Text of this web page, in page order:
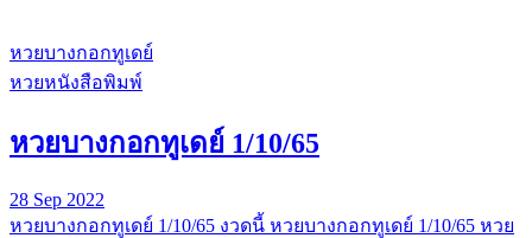
หวยบางกอกทูเดย์
หวยหนังสือพิมพ์
หวยบางกอกทูเดย์ 1/10/65
28 Sep 2022
หวยบางกอกทูเดย์ 1/10/65 งวดนี้ หวยบางกอกทูเดย์ 1/10/65 หวย